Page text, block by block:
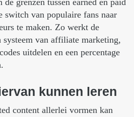
grenzen tussen earned en paid
switch van populaire fans naar
te maken. Zo werkt de
systeem van affiliate marketing,
uitdelen en een percentage
kunnen leren
content allerlei vormen kan